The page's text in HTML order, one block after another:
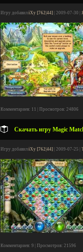
Игру добавил iXy [762|44] | 2009-07-30 |
Комментариев: 11 | Просмотров: 24806
Скачать игру Magic
Игру добавил iXy [762|44] | 2009-07-25 |
Комментариев: 9 | Просмотров: 21596